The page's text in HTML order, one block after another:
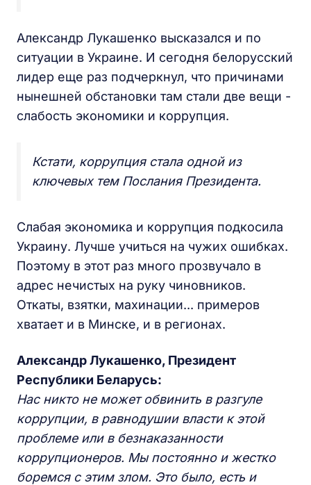
Александр Лукашенко высказался и по
ситуации в Украине. И сегодня белорусский
лидер еще раз подчеркнул, что причинами
нынешней обстановки там стали две вещи -
слабость экономики и коррупция.
Кстати, коррупция стала одной из
ключевых тем Послания Президента.
Слабая экономика и коррупция подкосила
Украину. Лучше учиться на чужих ошибках.
Поэтому в этот раз много прозвучало в
адрес нечистых на руку чиновников.
Откаты, взятки, махинации... примеров
хватает и в Минске, и в регионах.
Александр Лукашенко, Президент
Республики Беларусь:
Нас никто не может обвинить в разгуле
коррупции, в равнодушии власти к этой
проблеме или в безнаказанности
коррупционеров. Мы постоянно и жестко
боремся с этим злом. Это было, есть и